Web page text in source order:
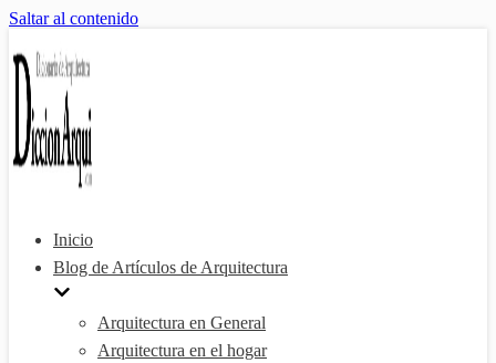
Saltar al contenido
Inicio
Blog de Artículos de Arquitectura
Arquitectura en General
Arquitectura en el hogar